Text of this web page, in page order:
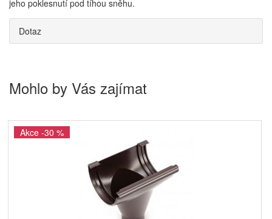
jeho poklesnutí pod tíhou sněhu.
Dotaz
Mohlo by Vás zajímat
Akce -30 %